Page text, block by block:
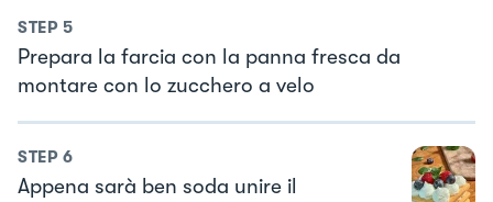
STEP 5
Prepara la farcia con la panna fresca da
montare con lo zucchero a velo
STEP 6
Appena sarà ben soda unire il